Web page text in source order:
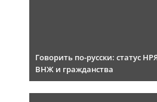
Говорить по-русски: статус
ВНЖ и гражданства